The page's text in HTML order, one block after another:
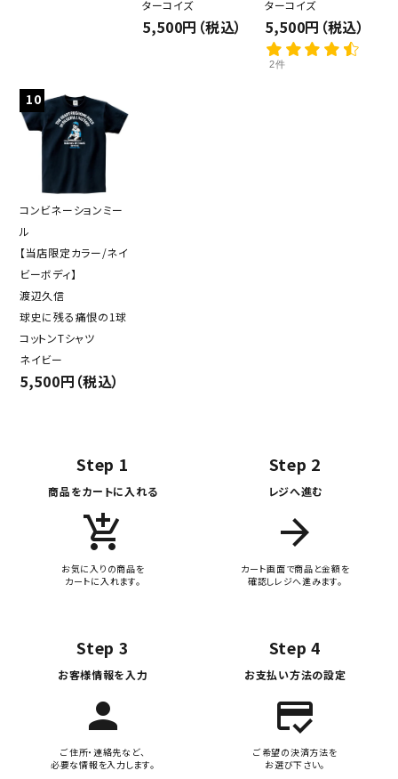
ターコイズ
5,500円（税込）
ターコイズ
5,500円（税込）
2件
10
コンビネーションミー
ル
【当店限定カラー/ネイ
ビーボディ】
渡辺久信
球史に残る痛恨の1球
コットンTシャツ
ネイビー
5,500円（税込）
Step 1
商品をカートに入れる
add_shopping_cart
お気に入りの商品を
カートに入れます。
Step 2
レジへ進む
arrow_forward
カート画面で商品と金額を
確認しレジへ進みます。
Step 3
お客様情報を入力
person
ご住所・連絡先など、
必要な情報を入力します。
Step 4
お支払い方法の設定
credit_score
ご希望の決済方法を
お選び下さい。